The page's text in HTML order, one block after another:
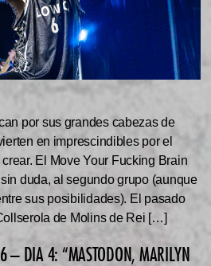
por sus grandes cabezas de
en imprescindibles por el
El Move Your Fucking Brain
duda, al segundo grupo (aunque
sus posibilidades). El pasado
de Molins de Rei […]
– DIA 4: “MASTODON, MARILYN